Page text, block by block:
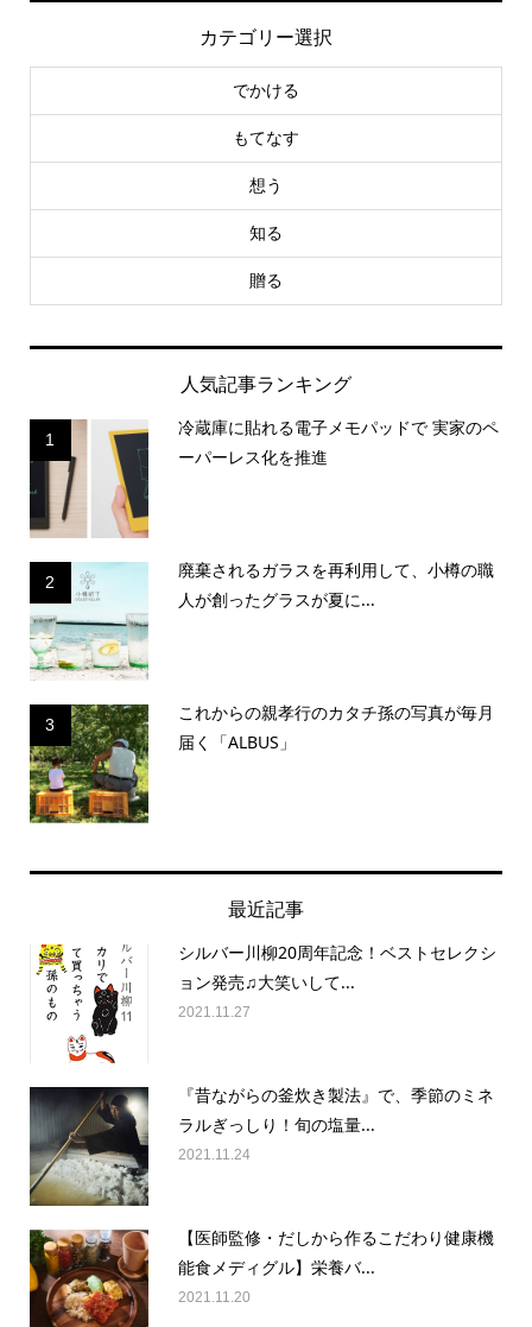
カテゴリー選択
でかける
もてなす
想う
知る
贈る
人気記事ランキング
1
冷蔵庫に貼れる電子メモパッドで 実家のペ
ーパーレス化を推進
2
廃棄されるガラスを再利用して、小樽の職
人が創ったグラスが夏に...
3
これからの親孝行のカタチ孫の写真が毎月
届く「ALBUS」
最近記事
シルバー川柳20周年記念！ベストセレクシ
ョン発売♫大笑いして...
2021.11.27
『昔ながらの釜炊き製法』で、季節のミネ
ラルぎっしり！旬の塩量...
2021.11.24
【医師監修・だしから作るこだわり健康機
能食メディグル】栄養バ...
2021.11.20